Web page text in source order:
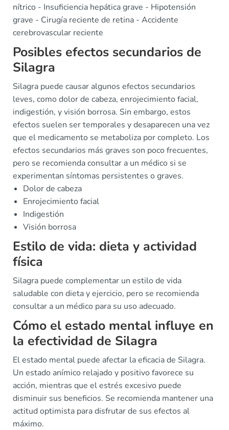
nítrico - Insuficiencia hepática grave - Hipotensión
grave - Cirugía reciente de retina - Accidente
cerebrovascular reciente
Posibles efectos secundarios de
Silagra
Silagra puede causar algunos efectos secundarios
leves, como dolor de cabeza, enrojecimiento facial,
indigestión, y visión borrosa. Sin embargo, estos
efectos suelen ser temporales y desaparecen una vez
que el medicamento se metaboliza por completo. Los
efectos secundarios más graves son poco frecuentes,
pero se recomienda consultar a un médico si se
experimentan síntomas persistentes o graves.
Dolor de cabeza
Enrojecimiento facial
Indigestión
Visión borrosa
Estilo de vida: dieta y actividad
física
Silagra puede complementar un estilo de vida
saludable con dieta y ejercicio, pero se recomienda
consultar a un médico para su uso adecuado.
Cómo el estado mental influye en
la efectividad de Silagra
El estado mental puede afectar la eficacia de Silagra.
Un estado anímico relajado y positivo favorece su
acción, mientras que el estrés excesivo puede
disminuir sus beneficios. Se recomienda mantener una
actitud optimista para disfrutar de sus efectos al
máximo.